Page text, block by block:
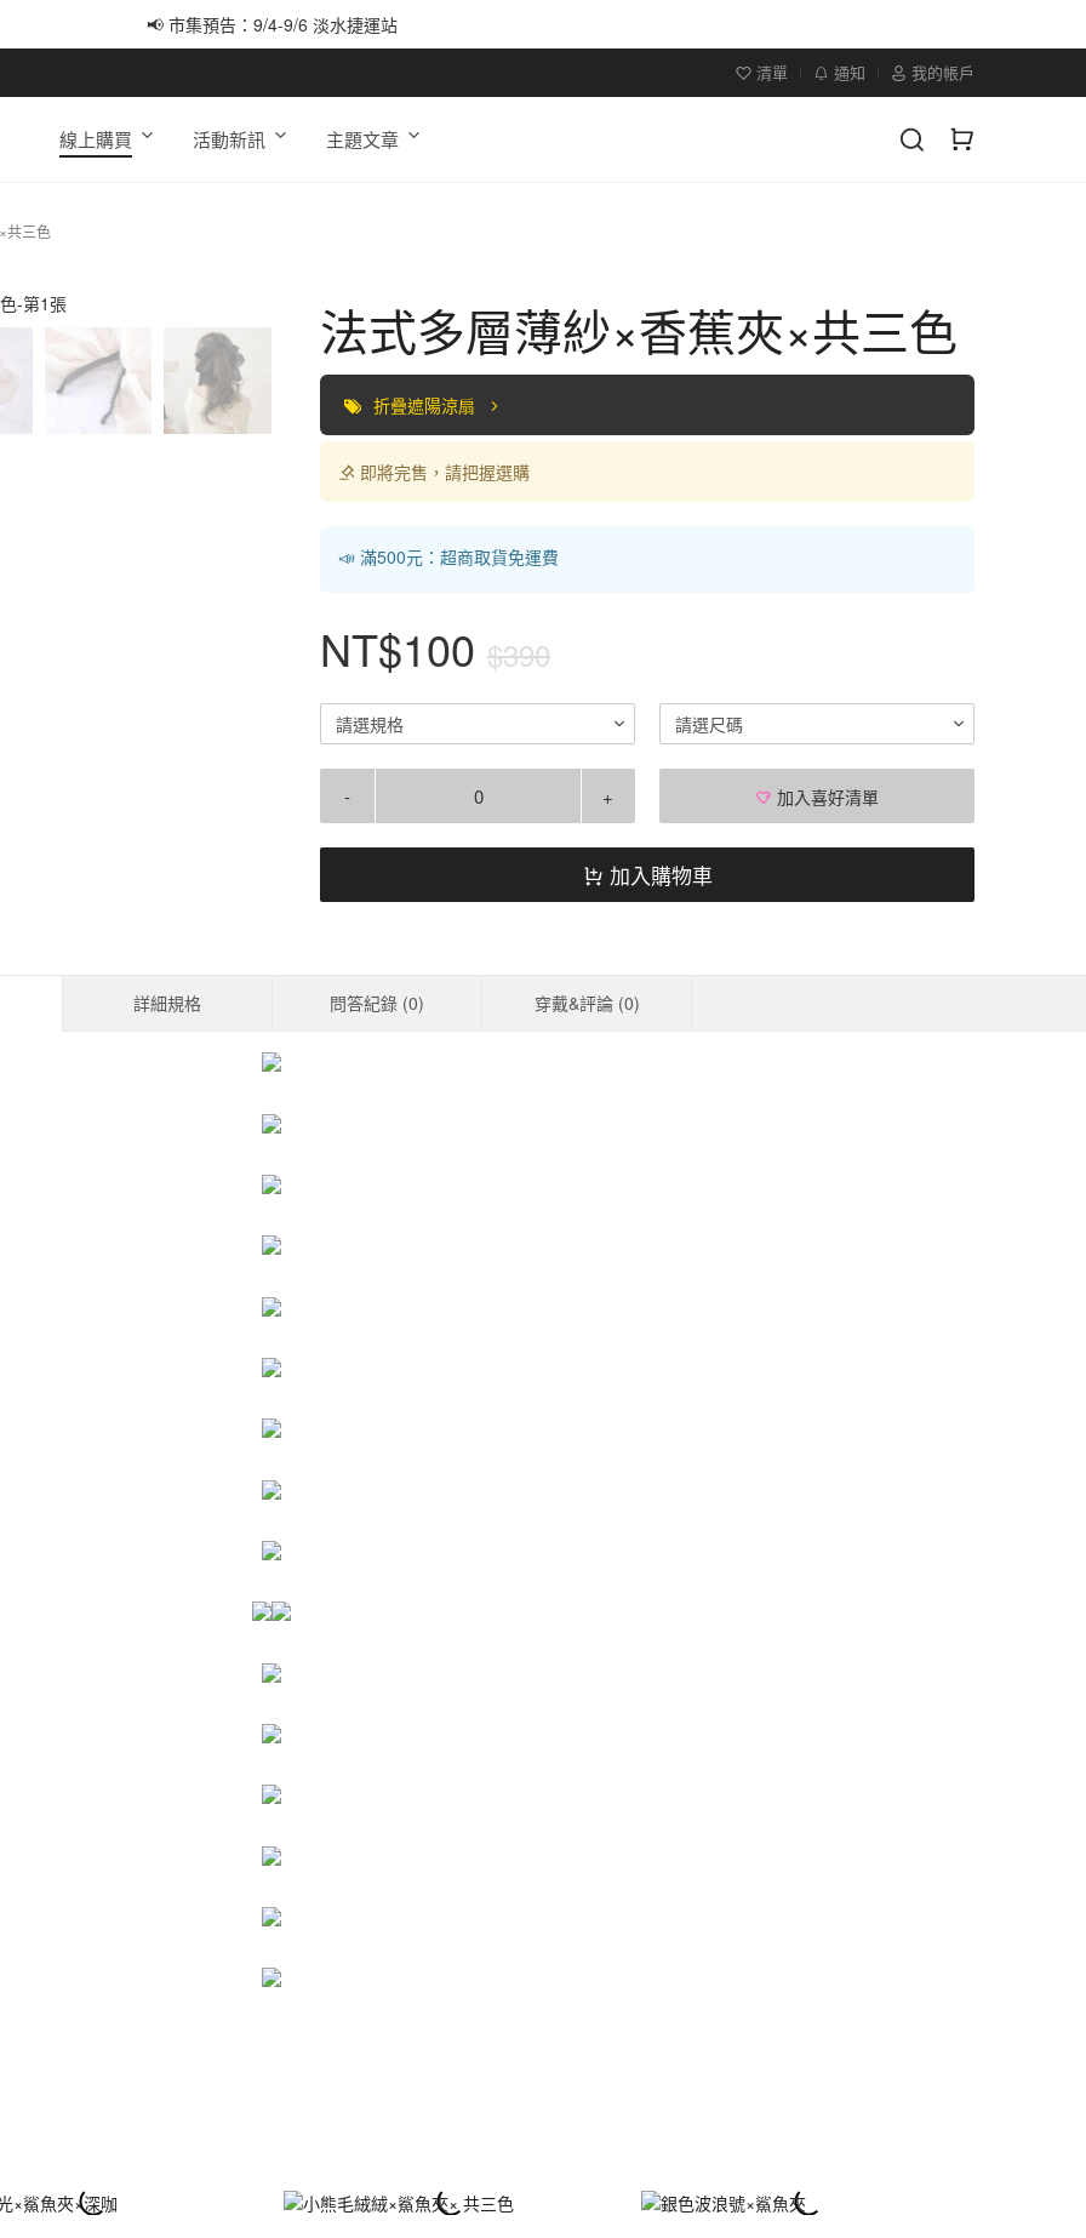
📢 市集預告：9/4-9/6 淡水捷運站
清單 通知 我的帳戶
線上購買 活動新訊 主題文章
共三色
法式多層薄紗×香蕉夾×共三色
折疊遮陽涼扇
即將完售，請把握選購
📣 滿500元：超商取貨免運費
NT$100 $390
請選規格 請選尺碼
- + 加入喜好清單
加入購物車
詳細規格 問答紀錄 (0) 穿戴&評論 (0)